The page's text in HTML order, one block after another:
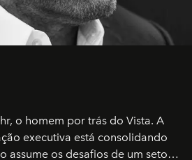
o homem por trás do Vista. A
executiva está consolidando
assume os desafios de um setor